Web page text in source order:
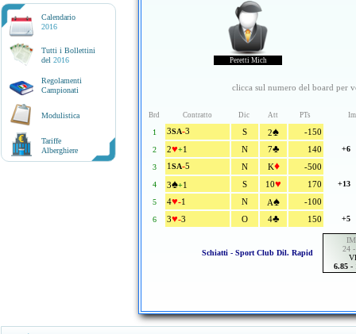
Calendario
2016
Tutti i Bollettini
del 2016
Regolamenti
Campionati
Modulistica
Tariffe
Alberghiere
Peretti Mich
clicca sul numero del board per
Brd Contratto Dic Att PTs
1 3SA-3 S 2♠ -150
2 2♥+1 N 7♣ 140 +6
3 1SA-5 N K♦ -500
4 3♠+1 S 10♥ 170 +13
5 4♥-1 N A♠ -100
6 3♥-3 O 4♣ 150 +5
Schiatti - Sport Club Dil. Rapid
24
6.85 -